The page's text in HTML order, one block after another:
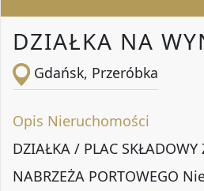
DZIAŁKA NA
Gdańsk, Przeróbka
Opis Nieruchomości
DZIAŁKA / PLAC SKŁADOWY
NABRZEŻA PORTOWEGO